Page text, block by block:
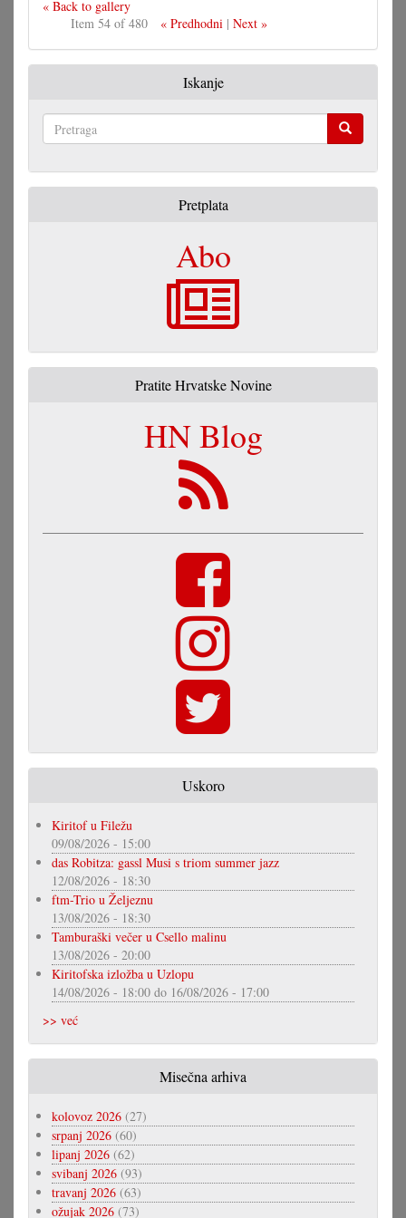
« Back to gallery
Item 54 of 480
« Predhodni| Next »
Iskanje
Pretplata
Abo
Pratite Hrvatske Novine
HN Blog
Uskoro
Kiritof u Filežu
09/08/2026 - 15:00
das Robitza: gassl Musi s triom summer jazz
12/08/2026 - 18:30
ftm-Trio u Željeznu
13/08/2026 - 18:30
Tamburaški večer u Csello malinu
13/08/2026 - 20:00
Kiritofska izložba u Uzlopu
14/08/2026 - 18:00 do 16/08/2026 - 17:00
>> već
Misečna arhiva
kolovoz 2026 (27)
srpanj 2026 (60)
lipanj 2026 (62)
svibanj 2026 (93)
travanj 2026 (63)
ožujak 2026 (73)